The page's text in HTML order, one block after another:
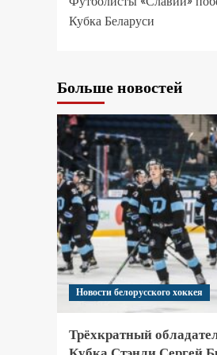
Кубка Беларуси
Больше новостей
Новости белорусского хоккея
Трёхкратный